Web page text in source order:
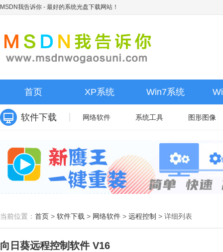
MSDN我告诉你 - 最好的系统光盘下载网站！
首页 XP系统 Win7系统
软件下载 网络软件 系统工具 图形图像
当前位置： 首页 > 软件下载 > 网络软件 > 远程控制 > 详细列表
向日葵远程控制软件 V16